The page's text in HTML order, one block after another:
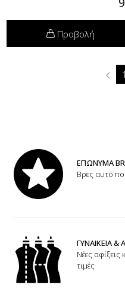
Προβολή
1
ΕΠΩΝΥΜΑ
Βρες αυτό
ΓΥΝΑΙΚΕΙΑ
Νέες
τιμές